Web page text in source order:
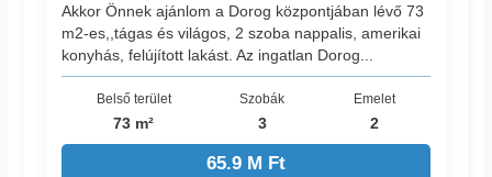
Akkor Önnek ajánlom a Dorog központjában lévő 73
m2-es,,tágas és világos, 2 szoba nappalis, amerikai
konyhás, felújított lakást. Az ingatlan Dorog...
Belső terület
73 m²
Szobák
3
Emelet
2
65.9 M Ft